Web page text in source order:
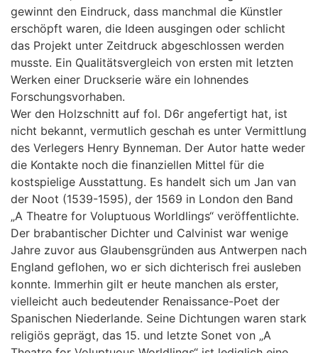
gewinnt den Eindruck, dass manchmal die Künstler
erschöpft waren, die Ideen ausgingen oder schlicht
das Projekt unter Zeitdruck abgeschlossen werden
musste. Ein Qualitätsvergleich von ersten mit letzten
Werken einer Druckserie wäre ein lohnendes
Forschungsvorhaben.
Wer den Holzschnitt auf fol. D6r angefertigt hat, ist
nicht bekannt, vermutlich geschah es unter Vermittlung
des Verlegers Henry Bynneman. Der Autor hatte weder
die Kontakte noch die finanziellen Mittel für die
kostspielige Ausstattung. Es handelt sich um Jan van
der Noot (1539-1595), der 1569 in London den Band
„A Theatre for Voluptuous Worldlings“ veröffentlichte.
Der brabantischer Dichter und Calvinist war wenige
Jahre zuvor aus Glaubensgründen aus Antwerpen nach
England geflohen, wo er sich dichterisch frei ausleben
konnte. Immerhin gilt er heute manchen als erster,
vielleicht auch bedeutender Renaissance-Poet der
Spanischen Niederlande. Seine Dichtungen waren stark
religiös geprägt, das 15. und letzte Sonet von „A